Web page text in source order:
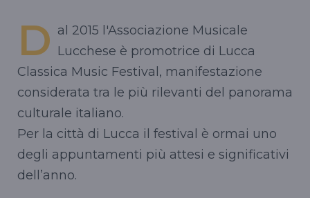
D al 2015 l'Associazione Musicale
Lucchese è promotrice di Lucca
Classica Music Festival, manifestazione
considerata tra le più rilevanti del panorama
culturale italiano.
Per la città di Lucca il festival è ormai uno
degli appuntamenti più attesi e significativi
dell’anno.